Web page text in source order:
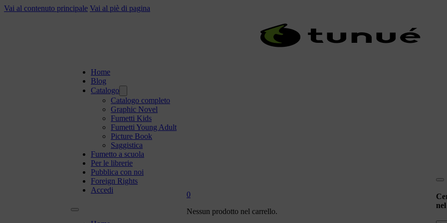
Vai al contenuto principale Vai al piè di pagina
Home
Blog
Catalogo
Catalogo completo
Graphic Novel
Fumetti Kids
Fumetti Young Adult
Picture Book
Saggistica
Fumetto a scuola
Per le librerie
Pubblica con noi
Foreign Rights
Accedi
0
Nessun prodotto nel carrello.